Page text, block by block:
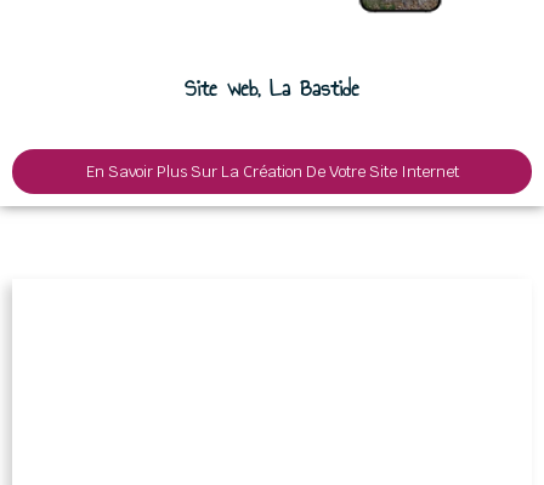
Site web, La Bastide
En Savoir Plus Sur La Création De Votre Site Internet